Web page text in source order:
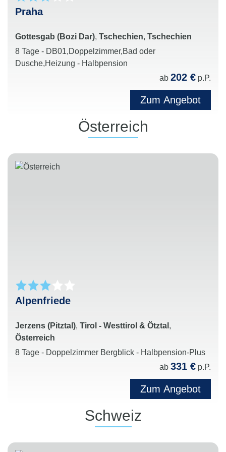
Praha
Gottesgab (Bozi Dar), Tschechien, Tschechien
8 Tage - DB01,Doppelzimmer,Bad oder
Dusche,Heizung - Halbpension
ab 202 € p.P.
Zum Angebot
Österreich
Alpenfriede
Jerzens (Pitztal), Tirol - Westtirol & Ötztal ,
Österreich
8 Tage - Doppelzimmer Bergblick - Halbpension-Plus
ab 331 € p.P.
Zum Angebot
Schweiz